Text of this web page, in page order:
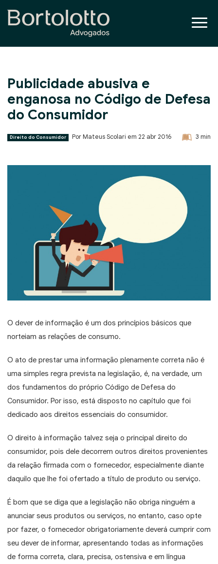
Publicidade abusiva e
enganosa no Código de Defesa
do Consumidor
Direito do Consumidor Por Mateus Scolari em 22 abr 2016 3 min
O dever de informação é um dos princípios básicos que
norteiam as relações de consumo.
O ato de prestar uma informação plenamente correta não é
uma simples regra prevista na legislação, é, na verdade, um
dos fundamentos do próprio Código de Defesa do
Consumidor. Por isso, está disposto no capítulo que foi
dedicado aos direitos essenciais do consumidor.
O direito à informação talvez seja o principal direito do
consumidor, pois dele decorrem outros direitos provenientes
da relação firmada com o fornecedor, especialmente diante
daquilo que lhe foi ofertado a título de produto ou serviço.
É bom que se diga que a legislação não obriga ninguém a
anunciar seus produtos ou serviços, no entanto, caso opte
por fazer, o fornecedor obrigatoriamente deverá cumprir com
seu dever de informar, apresentando todas as informações
de forma correta, clara, precisa, ostensiva e em língua